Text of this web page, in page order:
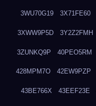
3WU70G19 3X71FE60
3XWW9P5D 3Y2Z2FMH
3ZUNKQ9P 40PEO5RM
428MPM7O 42EW9PZP
43BE766X 43EEF23E